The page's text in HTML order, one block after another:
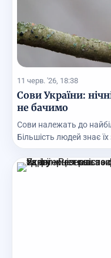
11 черв. '26, 18:38
Сови України:
не бачимо
Сови належать до
Більшість людей знає